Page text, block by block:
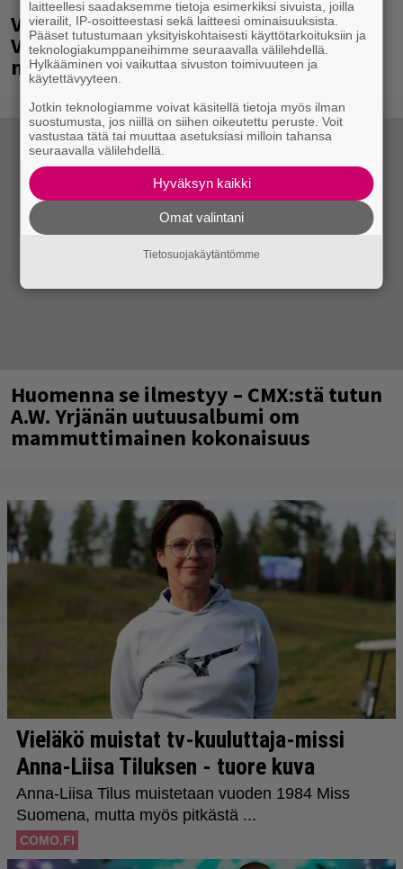
Valtava Yle 100 vuotta -tapahtuma
Veikkaus Arenalla syyskuussa – muista
myös metalliklassikot-konsertti
Huomenna se ilmestyy – CMX:stä tutun
A.W. Yrjänän uutuusalbumi om
mammuttimainen kokonaisuus
laitteellesi saadaksemme tietoja esimerkiksi sivuista, joilla
vierailit, IP-osoitteestasi sekä laitteesi ominaisuuksista.
Pääset tutustumaan yksityiskohtaisesti käyttötarkoituksiin ja
teknologiakumppaneihimme seuraavalla välilehdellä.
Hylkääminen voi vaikuttaa sivuston toimivuuteen ja
käytettävyyteen.
Jotkin teknologiamme voivat käsitellä tietoja myös ilman
suostumusta, jos niillä on siihen oikeutettu peruste. Voit
vastustaa tätä tai muuttaa asetuksiasi milloin tahansa
seuraavalla välilehdellä.
Hyväksyn kaikki
Omat valintani
Tietosuojakäytäntömme